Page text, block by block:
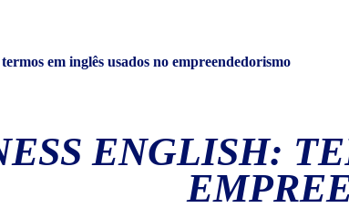
em inglês usados no empreendedorismo
ENGLISH: